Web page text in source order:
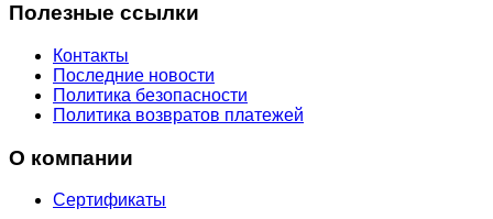
Полезные ссылки
Контакты
Последние новости
Политика безопасности
Политика возвратов платежей
О компании
Сертификаты